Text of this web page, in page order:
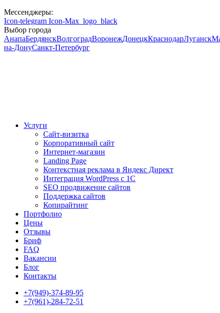
Мессенджеры:
Icon-telegram Icon-Max_logo_black
Выбор города
АнапаБердянскВолгоградВоронежДонецкКраснодарЛуганск
на-ДонуСанкт-Петербург
Услуги
Сайт-визитка
Корпоративный сайт
Интернет-магазин
Landing Page
Контекстная реклама в Яндекс Директ
Интеграция WordPress c 1C
SEO продвижение сайтов
Поддержка сайтов
Копирайтинг
Портфолио
Цены
Отзывы
Бриф
FAQ
Вакансии
Блог
Контакты
+7(949)-374-89-95
+7(961)-284-72-51